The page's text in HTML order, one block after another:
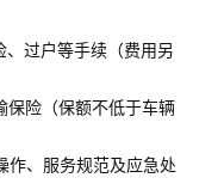
过户等手续（费用另
保险（保额不低于车辆
作、服务规范及应急处